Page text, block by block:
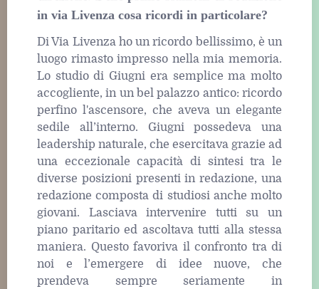
in via Livenza cosa ricordi in particolare?
Di Via Livenza ho un ricordo bellissimo, è un
luogo rimasto impresso nella mia memoria.
Lo studio di Giugni era semplice ma molto
accogliente, in un bel palazzo antico: ricordo
perfino l'ascensore, che aveva un elegante
sedile all’interno. Giugni possedeva una
leadership naturale, che esercitava grazie ad
una eccezionale capacità di sintesi tra le
diverse posizioni presenti in redazione, una
redazione composta di studiosi anche molto
giovani. Lasciava intervenire tutti su un
piano paritario ed ascoltava tutti alla stessa
maniera. Questo favoriva il confronto tra di
noi e l’emergere di idee nuove, che
prendeva sempre seriamente in